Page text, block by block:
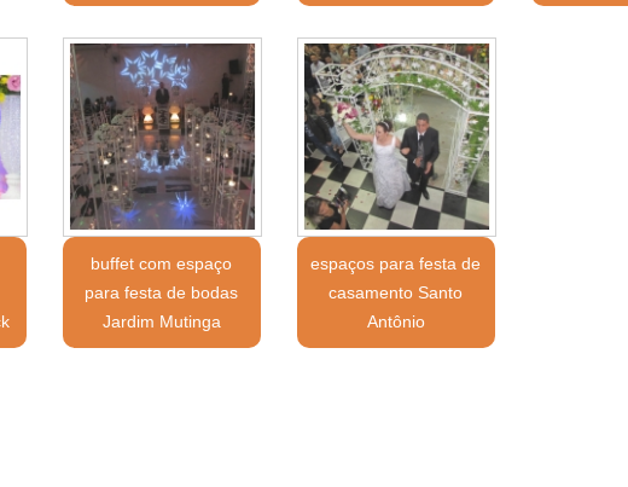
buffet com espaço
para festa de bodas
Jardim Mutinga
espaços para festa de
casamento Santo
Antônio